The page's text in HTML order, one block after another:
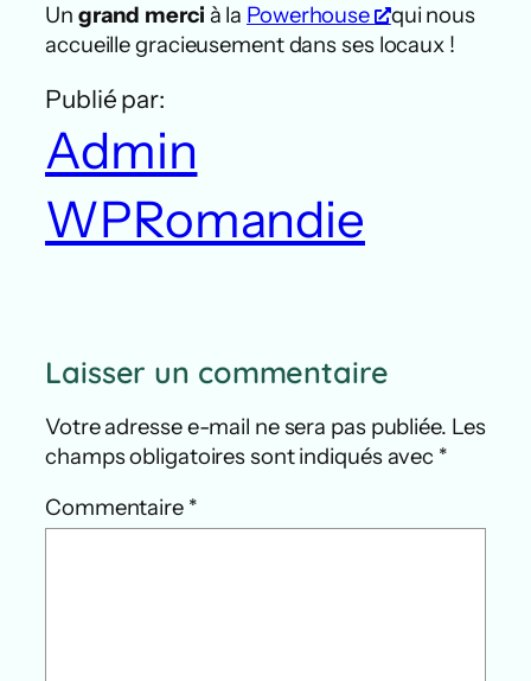
Un grand merci à la Powerhouse
qui nous
accueille gracieusement dans ses locaux !
Publié par:
Admin
WPRomandie
Laisser un commentaire
Votre adresse e-mail ne sera pas publiée. Les
champs obligatoires sont indiqués avec *
Commentaire *